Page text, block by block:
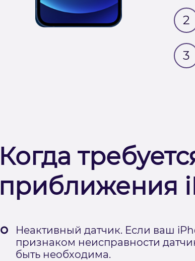
2
3
Когда
приближения
Неактивный датчик. Если ваш
признаком неисправности
быть необходима.